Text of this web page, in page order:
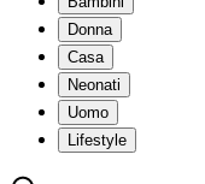
Donna
Casa
Neonati
Uomo
Lifestyle